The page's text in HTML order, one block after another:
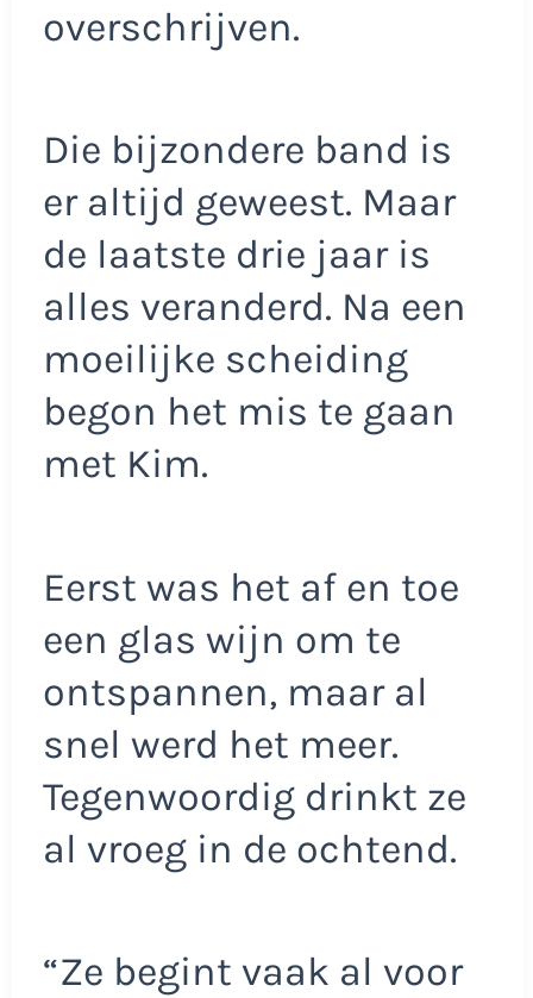
overschrijven.
Die bijzondere band is
er altijd geweest. Maar
de laatste drie jaar is
alles veranderd. Na een
moeilijke scheiding
begon het mis te gaan
met Kim.
Eerst was het af en toe
een glas wijn om te
ontspannen, maar al
snel werd het meer.
Tegenwoordig drinkt ze
al vroeg in de ochtend.
“Ze begint vaak al voor